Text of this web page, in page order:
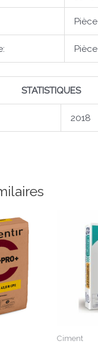
Pièce
Pièce
STATISTIQUES
2018
Ciment